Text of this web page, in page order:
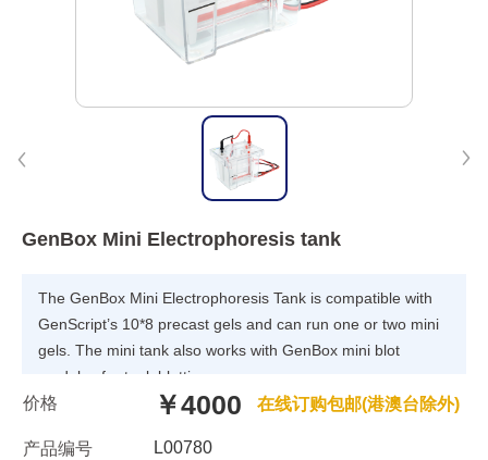
GenBox Mini Electrophoresis tank
The GenBox Mini Electrophoresis Tank is compatible with
GenScript’s 10*8 precast gels and can run one or two mini
gels. The mini tank also works with GenBox mini blot
modules for tank blotting.
价格 ￥4000 在线订购包邮(港澳台除外)
产品编号 L00780